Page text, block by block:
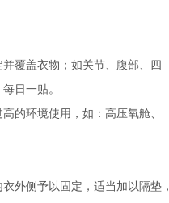
覆盖衣物；如关节、腹部、四
一贴。
的环境使用，如：高压氧舱、
予以固定，适当加以隔垫，